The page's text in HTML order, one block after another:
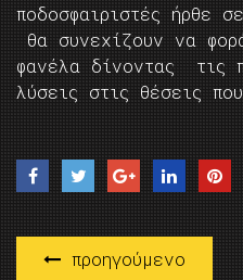
ποδοσφαιριστές ήρθε
θα συνεχίζουν να
φανέλα δίνοντας τις
λύσεις στις θέσεις
προηγούμενο